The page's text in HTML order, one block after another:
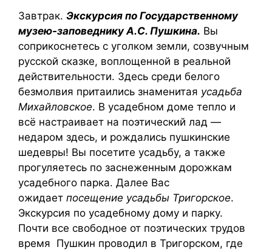
Завтрак. Экскурсия по Государственному
музею-заповеднику А.С. Пушкина. Вы
соприкоснетесь с уголком земли, созвучным
русской сказке, воплощенной в реальной
действительности. Здесь среди белого
безмолвия притаились знаменитая усадьба
Михайловское. В усадебном доме тепло и
всё настраивает на поэтический лад —
недаром здесь, и рождались пушкинские
шедевры! Вы посетите усадьбу, а также
прогуляетесь по заснеженным дорожкам
усадебного парка. Далее Вас
ожидает посещение усадьбы Тригорское.
Экскурсия по усадебному дому и парку.
Почти все свободное от поэтических трудов
время Пушкин проводил в Тригорском, где